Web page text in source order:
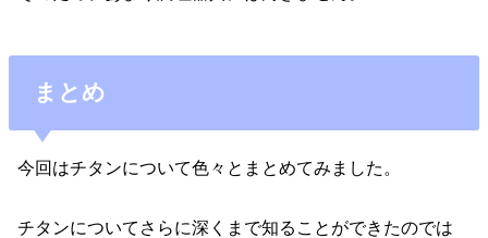
まとめ
今回はチタンについて色々とまとめてみました。
チタンについてさらに深くまで知ることができたのでは